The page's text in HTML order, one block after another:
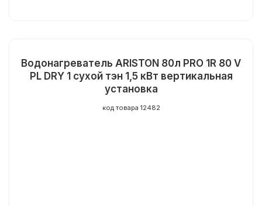
Водонагреватель ARISTON 80л PRO 1R 80 V
PL DRY 1 сухой тэн 1,5 кВт вертикальная
установка
код товара 12482